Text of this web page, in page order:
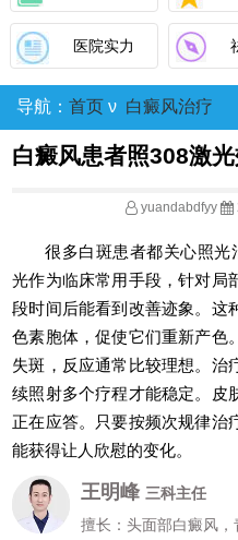
医院实力
导航： 首页 ν 白癜风治疗
白癜风患者照308激
yuandabdfyy
很多白斑患者都关心照光
光作为临床常用手段，针对局
段时间后能看到改善迹象。这
色素胞体，促使它们重新产色
失斑，反应通常比较理想。治
续照射多个疗程才能稳定。皮
正在应答。只要按频次规律治
能获得让人欣慰的变化。
王明峰 三科主任
擅长：头面部白癜风